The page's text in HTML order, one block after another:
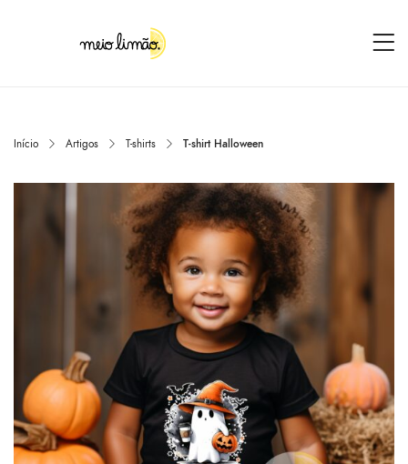
Início Artigos T-shirts T-shirt Halloween